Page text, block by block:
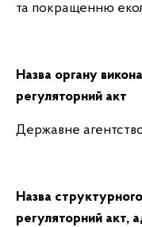
та покращенню
Назва органу
регуляторний акт
Державне
Назва
регуляторний акт,